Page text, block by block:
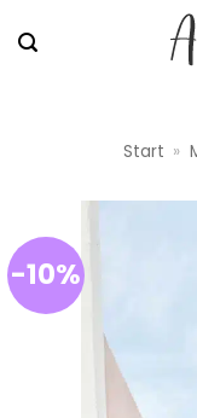
Inhalt
Start »
-10%